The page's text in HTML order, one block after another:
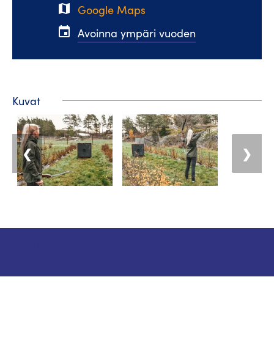
map Google Maps
event Avoinna ympäri vuoden
Kuvat
❮ ❯
Puhelin: +358 400 117 123